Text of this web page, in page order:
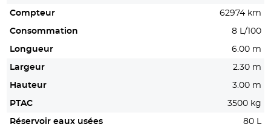
Compteur 62974 km
Consommation 8 L/100
Longueur 6.00 m
Largeur 2.30 m
Hauteur 3.00 m
PTAC 3500 kg
Réservoir eaux usées 80 L